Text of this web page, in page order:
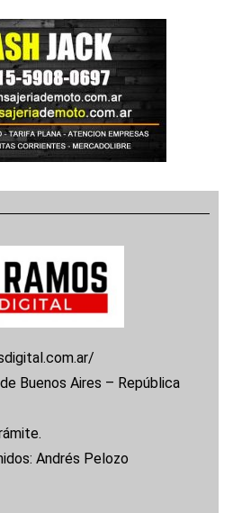
Buenos Aires – República
Andrés Pelozo